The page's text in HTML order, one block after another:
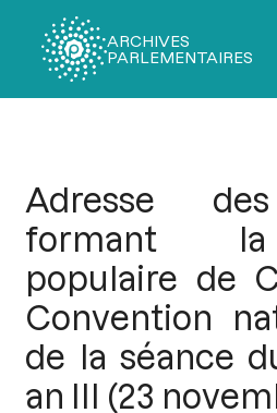
ARCHIVES
PARLEMENTAIRES
Adresse
formant
populaire de
Convention
de la séance
an III (23